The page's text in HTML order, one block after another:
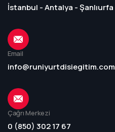
İstanbul - Antalya - Şanlıurfa
Email
info@runiyurtdisiegitim.com
Çağrı Merkezi
0 (850) 302 17 67